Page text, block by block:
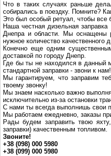
Что в таких случаях раньше
собирались в поездку. Помните?
Это был особый ретуал, чтобы все
Наша честная дизельная
Днепра и области. Мы оснащены
нужное количество качественного
Конечно еще одним
доставкой по городу Днепр.
Где бы ты не находился в данный
стандартной заправки - звони к нам!
Мы гарантируем, что заправим
твоему звонку!
Мы знаем насколько важно
исключительно из-за остановки
С нами ты всегда выполнишь свои
Мы работаем ежедневно, заказы
Рады будем заправить твою
заправки) качественным топливом.
Звоните!
+38 (098) 000 5980
+38 (099) 000 5980